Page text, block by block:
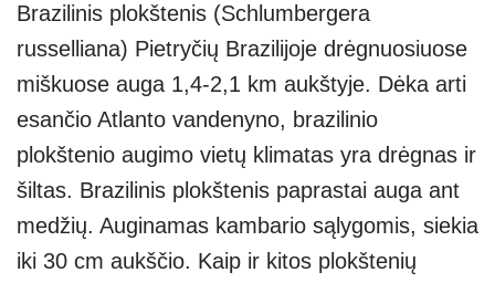
Brazilinis plokštenis (Schlumbergera
russelliana) Pietryčių Brazilijoje drėgnuosiuose
miškuose auga 1,4-2,1 km aukštyje. Dėka arti
esančio Atlanto vandenyno, brazilinio
plokštenio augimo vietų klimatas yra drėgnas ir
šiltas. Brazilinis plokštenis paprastai auga ant
medžių. Auginamas kambario sąlygomis, siekia
iki 30 cm aukščio. Kaip ir kitos plokštenių